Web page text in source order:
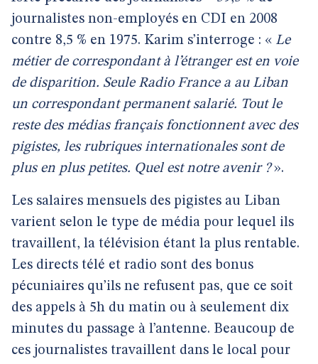
journalistes non-employés en CDI en 2008
contre 8,5 % en 1975. Karim s’interroge : « Le
métier de correspondant à l’étranger est en voie
de disparition. Seule Radio France a au Liban
un correspondant permanent salarié. Tout le
reste des médias français fonctionnent avec des
pigistes, les rubriques internationales sont de
plus en plus petites. Quel est notre avenir ?».
Les salaires mensuels des pigistes au Liban
varient selon le type de média pour lequel ils
travaillent, la télévision étant la plus rentable.
Les directs télé et radio sont des bonus
pécuniaires qu’ils ne refusent pas, que ce soit
des appels à 5h du matin ou à seulement dix
minutes du passage à l’antenne. Beaucoup de
ces journalistes travaillent dans le local pour